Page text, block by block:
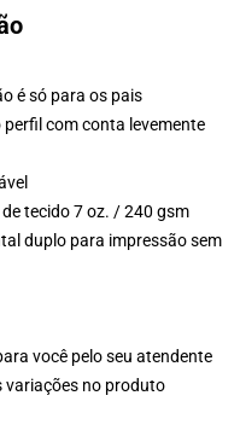
é só para os pais
com conta levemente
tecido 7 oz. / 240 gsm
duplo para impressão sem
você pelo seu atendente
variações no produto